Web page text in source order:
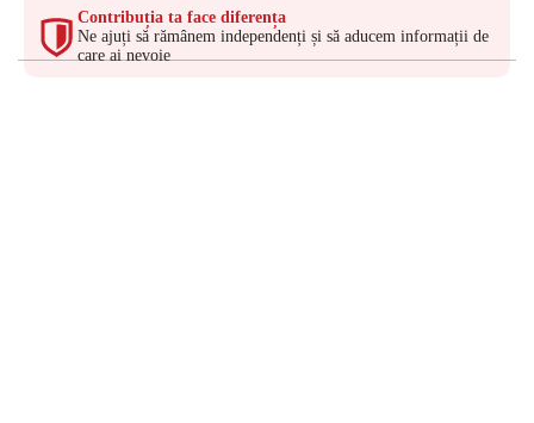
Contribuția ta face diferența
Ne ajuți să rămânem independenți și să aducem informații de
care ai nevoie